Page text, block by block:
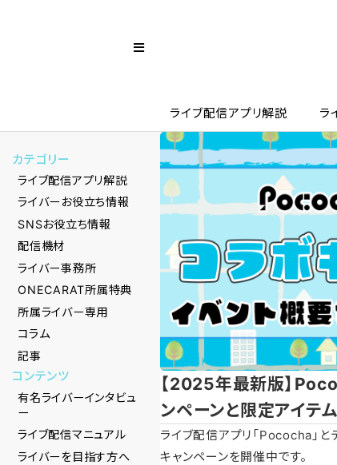
ライブ配信アプリ解説 ラ
カテゴリー
ライブ配信アプリ解説
ライバーお役立ち情報
SNSお役立ち情報
配信機材
ライバー事務所
ONECARAT所属特典
所属ライバー専用
コラム
記事
コンテンツ
有名ライバーインタビュ
ー
ライブ配信マニュアル
ライバーを目指す方へ
【2025年最新版】
ンペーンと限定アイテ
ライブ配信アプリ「Pococha」と
キャンペーンを開催中です。